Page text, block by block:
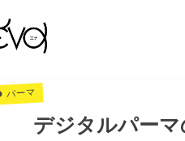
パーマ
デジタルパーマ